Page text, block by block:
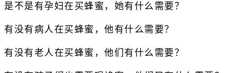
是不是有孕妇在买蜂蜜，她有什么需要？
有没有病人在买蜂蜜，他有什么需要？
有没有老人在买蜂蜜，他们有什么需要？